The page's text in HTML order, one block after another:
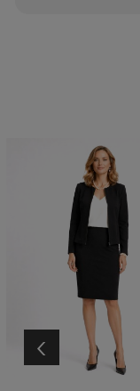
‹